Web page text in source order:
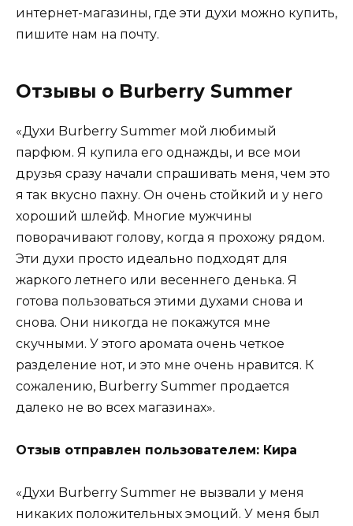
интернет-магазины, где эти духи можно купить,
пишите нам на почту.
Отзывы о Burberry Summer
«Духи Burberry Summer мой любимый
парфюм. Я купила его однажды, и все мои
друзья сразу начали спрашивать меня, чем это
я так вкусно пахну. Он очень стойкий и у него
хороший шлейф. Многие мужчины
поворачивают голову, когда я прохожу рядом.
Эти духи просто идеально подходят для
жаркого летнего или весеннего денька. Я
готова пользоваться этими духами снова и
снова. Они никогда не покажутся мне
скучными. У этого аромата очень четкое
разделение нот, и это мне очень нравится. К
сожалению, Burberry Summer продается
далеко не во всех магазинах».
Отзыв отправлен пользователем: Кира
«Духи Burberry Summer не вызвали у меня
никаких положительных эмоций. У меня был